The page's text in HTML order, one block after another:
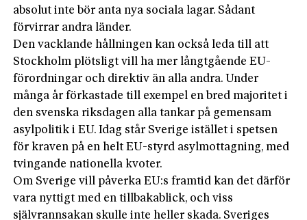
absolut inte bör anta nya sociala lagar. Sådant
förvirrar andra länder.
Den vacklande hållningen kan också leda till att
Stockholm plötsligt vill ha mer långtgående EU-
förordningar och direktiv än alla andra. Under
många år förkastade till exempel en bred majoritet i
den svenska riksdagen alla tankar på gemensam
asylpolitik i EU. Idag står Sverige istället i spetsen
för kraven på en helt EU-styrd asylmottagning, med
tvingande nationella kvoter.
Om Sverige vill påverka EU:s framtid kan det därför
vara nyttigt med en tillbakablick, och viss
självrannsakan skulle inte heller skada. Sveriges